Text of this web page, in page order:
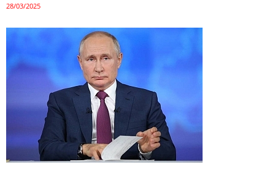
28/03/2025